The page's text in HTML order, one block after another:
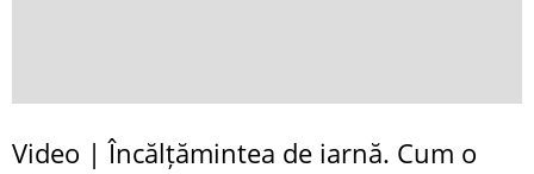
Video | Încălțămintea de iarnă. Cum o